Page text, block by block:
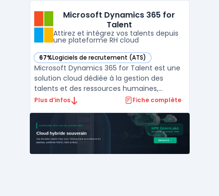
outil pour organiser et automatiser les
Microsoft Dynamics 365 for
Talent
Attirez et intégrez vos talents depuis
une plateforme RH cloud
67%Logiciels de recrutement (ATS)
— voir Microsoft Dynamics 365 for Talent dans cette
Microsoft Dynamics 365 for Talent est une
solution cloud dédiée à la gestion des
talents et des ressources humaines,
conçue pour automatiser le recrutement,
traitement des tâches administratives. Les
équipes RH, les recruteurs et les managers
font face à la dis ...
Plus d’infos Fiche complète